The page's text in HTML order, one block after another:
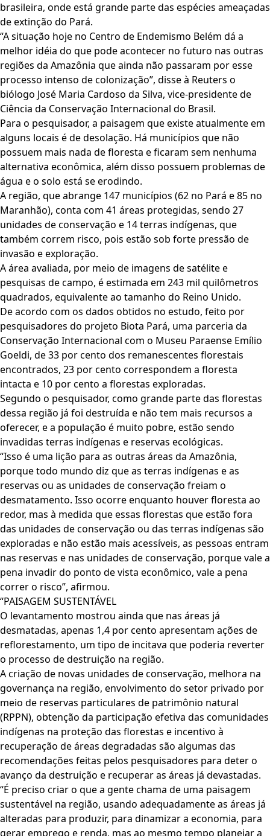
brasileira, onde está grande parte das espécies ameaçadas
de extinção do Pará.
“A situação hoje no Centro de Endemismo Belém dá a
melhor idéia do que pode acontecer no futuro nas outras
regiões da Amazônia que ainda não passaram por esse
processo intenso de colonização”, disse à Reuters o
biólogo José Maria Cardoso da Silva, vice-presidente de
Ciência da Conservação Internacional do Brasil.
Para o pesquisador, a paisagem que existe atualmente em
alguns locais é de desolação. Há municípios que não
possuem mais nada de floresta e ficaram sem nenhuma
alternativa econômica, além disso possuem problemas de
água e o solo está se erodindo.
A região, que abrange 147 municípios (62 no Pará e 85 no
Maranhão), conta com 41 áreas protegidas, sendo 27
unidades de conservação e 14 terras indígenas, que
também correm risco, pois estão sob forte pressão de
invasão e exploração.
A área avaliada, por meio de imagens de satélite e
pesquisas de campo, é estimada em 243 mil quilômetros
quadrados, equivalente ao tamanho do Reino Unido.
De acordo com os dados obtidos no estudo, feito por
pesquisadores do projeto Biota Pará, uma parceria da
Conservação Internacional com o Museu Paraense Emílio
Goeldi, de 33 por cento dos remanescentes florestais
encontrados, 23 por cento correspondem a floresta
intacta e 10 por cento a florestas exploradas.
Segundo o pesquisador, como grande parte das florestas
dessa região já foi destruída e não tem mais recursos a
oferecer, e a população é muito pobre, estão sendo
invadidas terras indígenas e reservas ecológicas.
“Isso é uma lição para as outras áreas da Amazônia,
porque todo mundo diz que as terras indígenas e as
reservas ou as unidades de conservação freiam o
desmatamento. Isso ocorre enquanto houver floresta ao
redor, mas à medida que essas florestas que estão fora
das unidades de conservação ou das terras indígenas são
exploradas e não estão mais acessíveis, as pessoas entram
nas reservas e nas unidades de conservação, porque vale a
pena invadir do ponto de vista econômico, vale a pena
correr o risco”, afirmou.
“PAISAGEM SUSTENTÁVEL
O levantamento mostrou ainda que nas áreas já
desmatadas, apenas 1,4 por cento apresentam ações de
reflorestamento, um tipo de incitava que poderia reverter
o processo de destruição na região.
A criação de novas unidades de conservação, melhora na
governança na região, envolvimento do setor privado por
meio de reservas particulares de patrimônio natural
(RPPN), obtenção da participação efetiva das comunidades
indígenas na proteção das florestas e incentivo à
recuperação de áreas degradadas são algumas das
recomendações feitas pelos pesquisadores para deter o
avanço da destruição e recuperar as áreas já devastadas.
“É preciso criar o que a gente chama de uma paisagem
sustentável na região, usando adequadamente as áreas já
alteradas para produzir, para dinamizar a economia, para
gerar emprego e renda, mas ao mesmo tempo planejar a